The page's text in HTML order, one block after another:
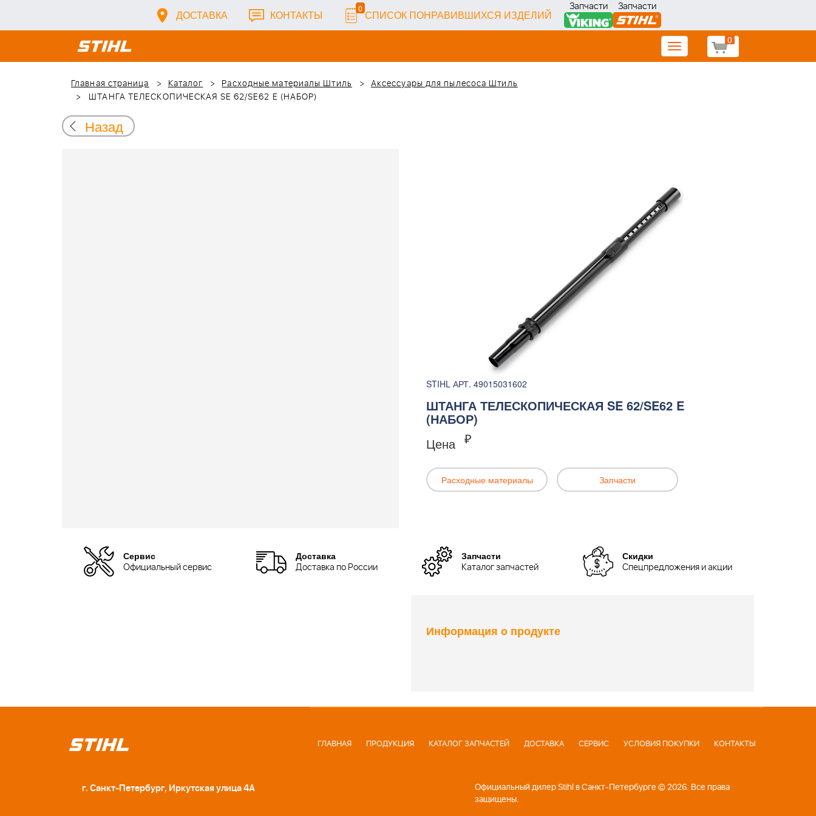
ДОСТАВКА КОНТАКТЫ 0 СПИСОК ПОНРАВИВШИХСЯ ИЗДЕЛИЙ
Запчасти Запчасти
0
Toggle
navigation
Главная страница
Каталог Расходные материалы Штиль
Аксессуары для пылесоса Штиль
ШТАНГА ТЕЛЕСКОПИЧЕСКАЯ SE 62/SE62 E (НАБОР)
Назад
STIHL АРТ. 49015031602
ШТАНГА ТЕЛЕСКОПИЧЕСКАЯ SE 62/SE62 E
(НАБОР)
Цена ₽
Расходные материалы Запчасти
Сервис
Официальный сервис
Доставка
Доставка по России
Запчасти
Каталог запчастей
Скидки
Спецпредложения и акции
Информация о продукте
ГЛАВНАЯ ПРОДУКЦИЯ КАТАЛОГ ЗАПЧАСТЕЙ ДОСТАВКА СЕРВИС УСЛОВИЯ ПОКУПКИ КОНТАКТЫ
г. Санкт-Петербург, Иркутская улица 4А
Официальный дилер Stihl в Санкт-Петербурге © 2026. Все права
защищены.